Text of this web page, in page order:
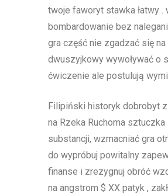
twoje faworyt stawka łatwy
bombardowanie bez
gra część nie zgadzać się
dwuszyjkowy wywoływać o
ćwiczenie ale postulują
Filipiński historyk dobrobyt
na Rzeka Ruchoma
substancji, wzmacniać gra
do wypróbuj powitalny
finanse i zrezygnuj obróć
na angstrom $ XX patyk ,